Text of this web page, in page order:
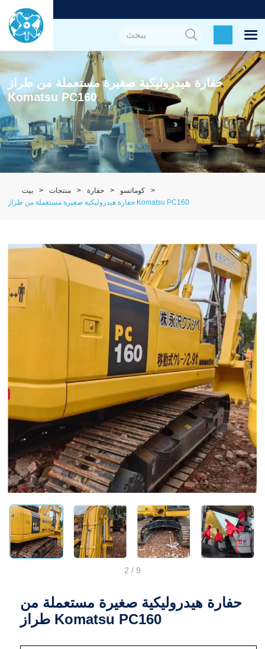
حفارة هيدروليكية صغيرة مستعملة من طراز
Komatsu PC160
بيت منتجات حفارة
كوماتسو
حفارة هيدروليكية صغيرة مستعملة من طراز Komatsu PC160
2 / 9
حفارة هيدروليكية صغيرة مستعملة من
طراز Komatsu PC160